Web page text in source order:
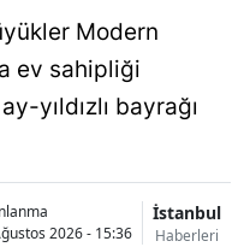
Modern
ev sahipliği
yıldızlı bayrağı
2026 - 15:36
İstanbul
Haberleri